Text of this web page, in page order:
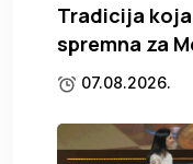
Tradicija
spremna za
07.08.2026.